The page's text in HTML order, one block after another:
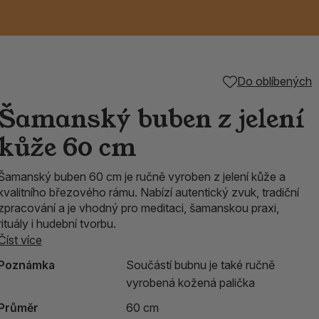
Orientální kovové
lucerny
Do oblíbených
buben z jelení
60 cm
buben 60 cm je ručně vyroben z jelení kůže a
březového rámu. Nabízí autentický zvuk, tradiční
a je vhodný pro meditaci, šamanskou praxi,
i hudební tvorbu.
více
Součástí bubnu je také ručně
vyrobená kožená palička
60 cm